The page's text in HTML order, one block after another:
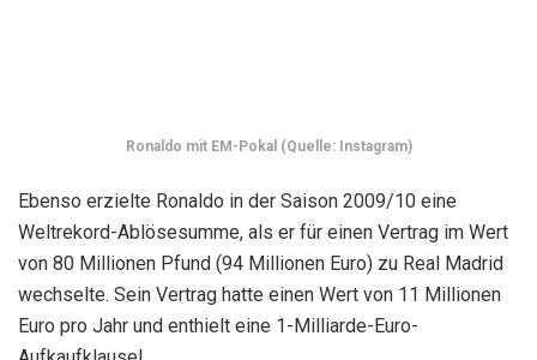
Sein Vertrag mit Madrid lief bis 2015. Ronaldo ist der
der erste Fußballer wurde, der in seiner Karriere mehr als 1
Milliarde Euro verdiente.
Zusätzlich zu seinem Einkommen hat Ronaldo mehrere
Werbeverträge mit Marken wie Nike, Herbalife usw.
abgeschlossen. Diese Werbeverträge bringen ihm